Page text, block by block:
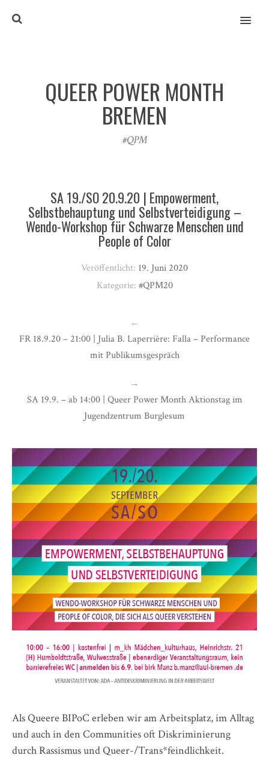
MENU
QUEER POWER MONTH
BREMEN
#QPM
Als Queere BIPoC erleben wir am Arbeitsplatz, im Alltag
und auch in den Communities oft Diskriminierung
durch Rassismus und Queer-/Trans*feindlichkeit.
SA 19./SO 20.9.20 | Empowerment,
Selbstbehauptung und Selbstverteidigung –
Wendo-Workshop für Schwarze Menschen und
People of Color
Veröffentlicht: 19. Juni 2020
Kategorie: #QPM20
←
FR 18.9.20 – 21:00 | Julia B. Laperrière: Falla – Performance
mit Publikumsgespräch
→
SA 19.9. – ab 14:00 | Queer Power Month Aktionstag im
Jugendzentrum Burglesum